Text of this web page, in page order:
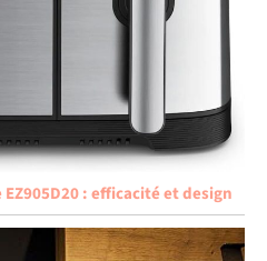
: efficacité et design